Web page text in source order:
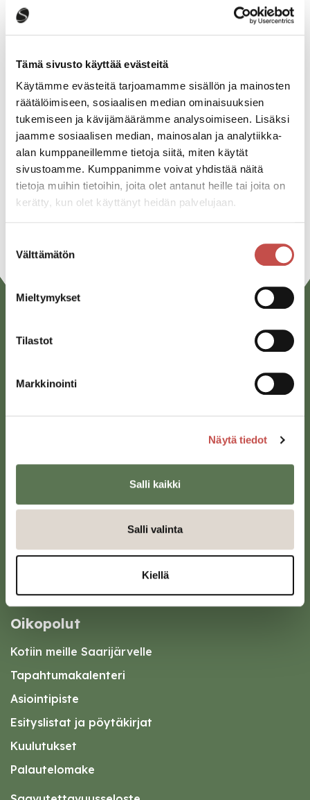
Tämä sivusto käyttää evästeitä
Käytämme evästeitä tarjoamamme sisällön ja mainosten
räätälöimiseen, sosiaalisen median ominaisuuksien
tukemiseen ja kävijämäärämme analysoimiseen. Lisäksi
jaamme sosiaalisen median, mainosalan ja analytiikka-
alan kumppaneillemme tietoja siitä, miten käytät
sivustoamme. Kumppanimme voivat yhdistää näitä
tietoja muihin tietoihin, joita olet antanut heille tai joita on
kerätty, kun olet käyttänyt heidän palvelujaan.
valinta
Välttämätön
Mieltymykset
Tilastot
Markkinointi
Näytä tiedot
Salli kaikki
Salli valinta
Kiellä
Jaa tapahtuma:
Facebook
Twitter
Linkedin
Karttapalvelu
Oikopolut
Kotiin meille Saarijärvelle
Tapahtumakalenteri
Asiointipiste
Esityslistat ja pöytäkirjat
Kuulutukset
Palautelomake